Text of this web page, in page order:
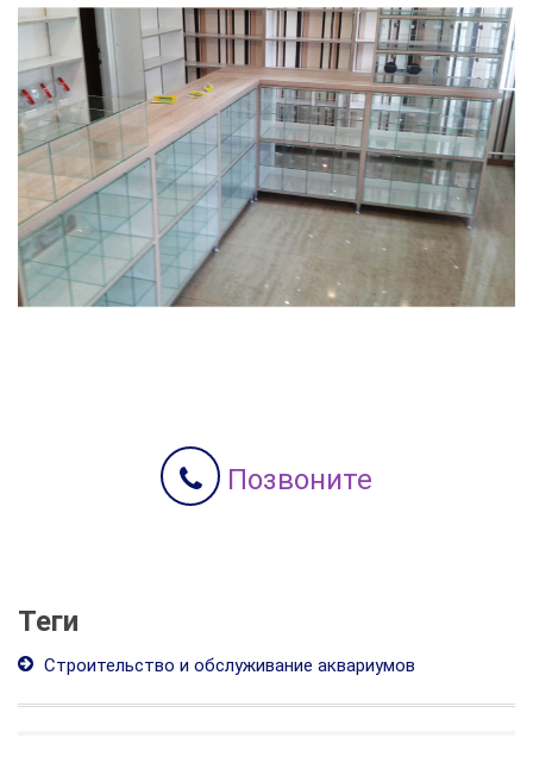
Позвоните
Теги
Строительство и обслуживание аквариумов